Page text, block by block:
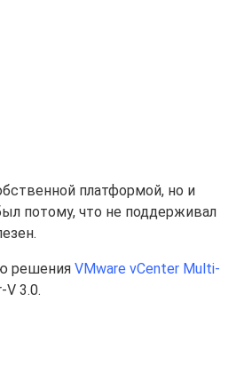
платформой, но и
потому, что не поддерживал
решения VMware vCenter Multi-
3.0.